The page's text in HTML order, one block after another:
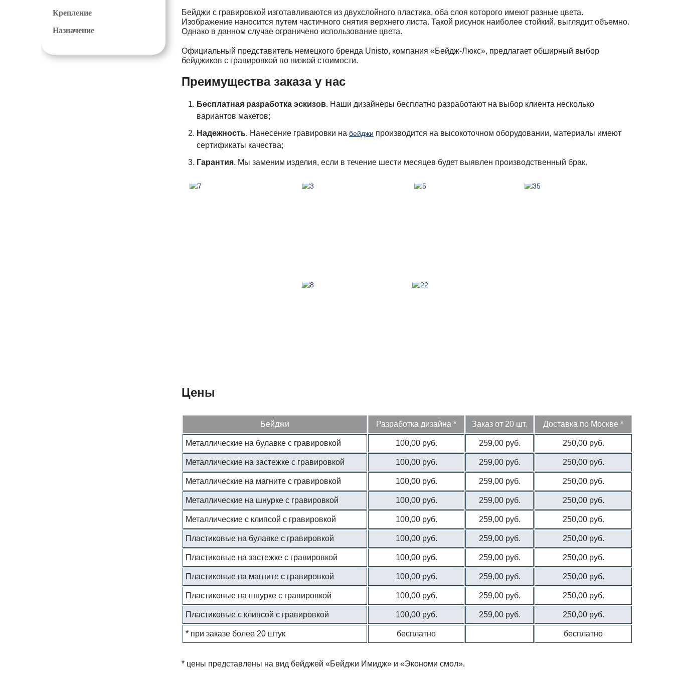
Крепление
Назначение
Бейджи с гравировкой изготавливаются из двухслойного пластика, оба слоя которого имеют разные цвета.
Изображение наносится путем частичного снятия верхнего листа. Такой рисунок наиболее стойкий, выглядит объемно.
Однако в данном случае ограничено использование цвета.
Официальный представитель немецкого бренда Unisto, компания «Бейдж-Люкс», предлагает обширный выбор
бейджиков с гравировкой по низкой стоимости.
Преимущества заказа у нас
Бесплатная разработка эскизов. Наши дизайнеры бесплатно разработают на выбор клиента несколько
вариантов макетов;
Надежность. Нанесение гравировки на бейджи производится на высокоточном оборудовании, материалы имеют
сертификаты качества;
Гарантия. Мы заменим изделия, если в течение шести месяцев будет выявлен производственный брак.
Цены
Бейджи Разработка дизайна * Заказ от 20 шт. Доставка по Москве *
Металлические на булавке с гравировкой 100,00 руб. 259,00 руб. 250,00 руб.
Металлические на застежке с гравировкой 100,00 руб. 259,00 руб. 250,00 руб.
Металлические на магните с гравировкой 100,00 руб. 259,00 руб. 250,00 руб.
Металлические на шнурке с гравировкой 100,00 руб. 259,00 руб. 250,00 руб.
Металлические с клипсой с гравировкой 100,00 руб. 259,00 руб. 250,00 руб.
Пластиковые на булавке с гравировкой 100,00 руб. 259,00 руб. 250,00 руб.
Пластиковые на застежке с гравировкой 100,00 руб. 259,00 руб. 250,00 руб.
Пластиковые на магните с гравировкой 100,00 руб. 259,00 руб. 250,00 руб.
Пластиковые на шнурке с гравировкой 100,00 руб. 259,00 руб. 250,00 руб.
Пластиковые с клипсой с гравировкой 100,00 руб. 259,00 руб. 250,00 руб.
* при заказе более 20 штук бесплатно бесплатно
* цены представлены на вид бейджей «Бейджи Имидж» и «Экономи смол».